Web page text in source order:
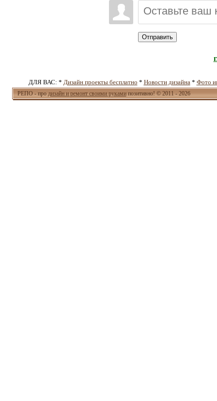
Отправить
ДЛЯ ВАС: * Дизайн проекты бесплатно * Новости дизайна* Фото
РЕПО - продизайн и ремонт своими рукамипозитивно! © 2011 - 2026